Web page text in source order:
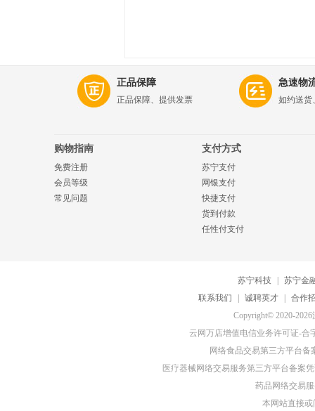
正品保障
正品保障、提供发票
急速物
如约送货
购物指南
免费注册
会员等级
常见问题
支付方式
苏宁支付
网银支付
快捷支付
货到付款
任性付支付
苏宁科技
苏宁金
联系我们
诚聘英才
合作
Copyright© 2020-
云网万店增值电信业务许可证-合
网络食品交易第三方平台备
医疗器械网络交易服务第三方平台备案
药品网络交易
本网站直接